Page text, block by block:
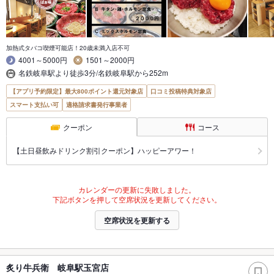
加熱式タバコ喫煙可能店！20歳未満入店不可
4001～5000円
1501～2000円
名鉄岐阜駅より徒歩3分/名鉄岐阜駅から252m
【アプリ予約限定】最大800ポイント還元対象店
口コミ投稿特典対象店
スマート支払い可
適格請求書発行事業者
クーポン コース
【土日昼飲みドリンク割引クーポン】ハッピーアワー！
カレンダーの更新に失敗しました。
下記ボタンを押して空席状況を更新してください。
空席状況を更新する
炙り牛兵衛 岐阜駅玉宮店